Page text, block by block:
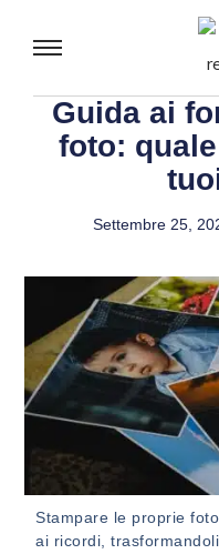
Guida ai
foto:
Settembre 25,
Stampare le proprie
ai ricordi,